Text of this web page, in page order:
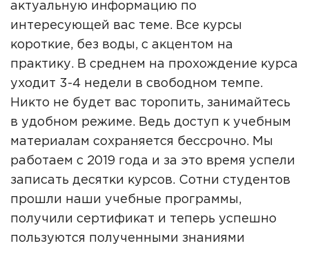
актуальную информацию по
интересующей вас теме. Все курсы
короткие, без воды, с акцентом на
практику. В среднем на прохождение курса
уходит 3-4 недели в свободном темпе.
Никто не будет вас торопить, занимайтесь
в удобном режиме. Ведь доступ к учебным
материалам сохраняется бессрочно. Мы
работаем с 2019 года и за это время успели
записать десятки курсов. Сотни студентов
прошли наши учебные программы,
получили сертификат и теперь успешно
пользуются полученными знаниями